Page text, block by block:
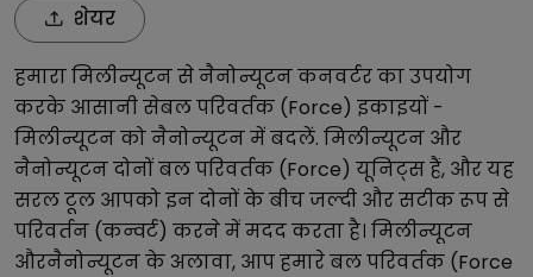
शेयर
हमारामिलीन्यूटनसेनैनोन्यूटनकनवर्टर का उपयोग
करके आसानी सेबल परिवर्तक (Force) इकाइयों -
मिलीन्यूटनकोनैनोन्यूटनमें बदलें. मिलीन्यूटन और
नैनोन्यूटनदोनोंबल परिवर्तक (Force) यूनिट्स हैं, और यह
सरल टूल आपको इन दोनों के बीच जल्दी और सटीक रूप से
परिवर्तन (कन्वर्ट) करने में मदद करता है। मिलीन्यूटन
औरनैनोन्यूटनके अलावा, आप हमारेबल परिवर्तक (Force